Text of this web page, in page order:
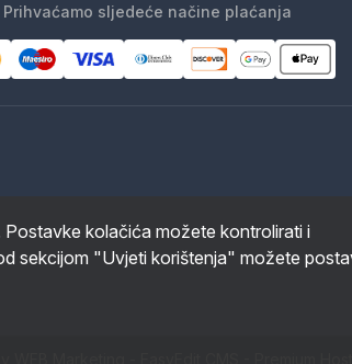
Prihvaćamo sljedeće načine plaćanja
kolačića možete kontrolirati i
sekcijom "Uvjeti korištenja" možete